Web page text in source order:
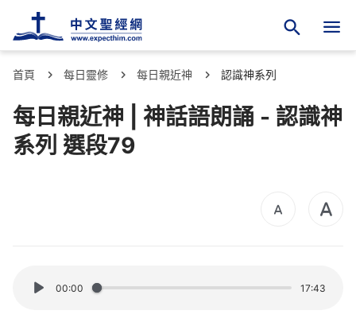
首頁 每日靈修 每日親近神 認識神系列
每日親近神 | 神話語朗誦 - 認識神
系列 選段79
00:00 17:43